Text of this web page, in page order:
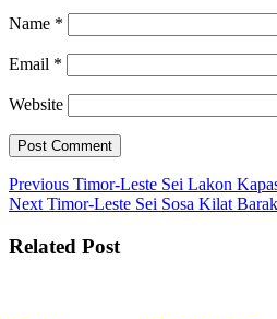
Name *
Email *
Website
Post
navigation
Previous Previous
post:
Timor-Leste Sei Lakon
Next Next
Timor-Leste Sei Sosa Kilat
Related Post